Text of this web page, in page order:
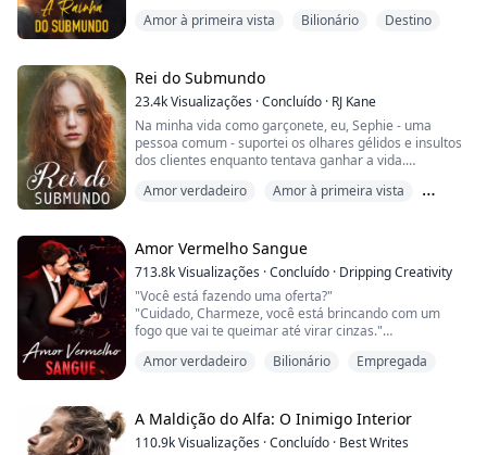
here: https://aka.ms/oai/quotaincrease if you would like
ErrorCode: 429
Content:
{"error":{"code":"429","message":...
Amor à primeira vista Bilionário Destino
Rei do Submundo
23.4kVisualizações ·Concluído · RJ Kane
Na minha vida como garçonete, eu, Sephie - uma
pessoa comum - suportei os olhares gélidos e insultos
dos clientes enquanto tentava ganhar a vida.
filho do chefe da máfia mais poderoso. Com seus olhos
azul profundo fixos nos meus, ele falou suaveme...
Amor verdadeiro
Amor à primeira vista
Amor Vermelho Sangue
713.8kVisualizações ·Concluído · Dripping Creativity
"Você está fazendo uma oferta?"
"Cuidado, Charmeze, você está brincando com um
fogo que vai te queimar até virar cinzas."
tinham servido durante as reuniões de quinta-feira. Ele
macia e redonda nos lugares certos. Ele tinha gostado
demais, o que ficou claro quan...
Amor verdadeiro Bilionário Empregada
A Maldição do Alfa: O Inimigo Interior
110.9kVisualizações ·Concluído · Best Writes